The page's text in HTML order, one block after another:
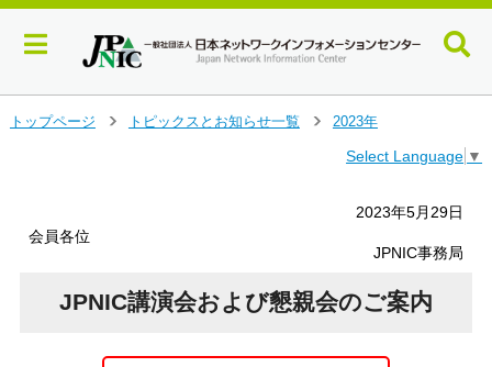
トップページ
トピックスとお知らせ一覧
2023年
Select Language ▼
2023年5月29日
会員各位
JPNIC事務局
JPNIC講演会および懇親会のご案内